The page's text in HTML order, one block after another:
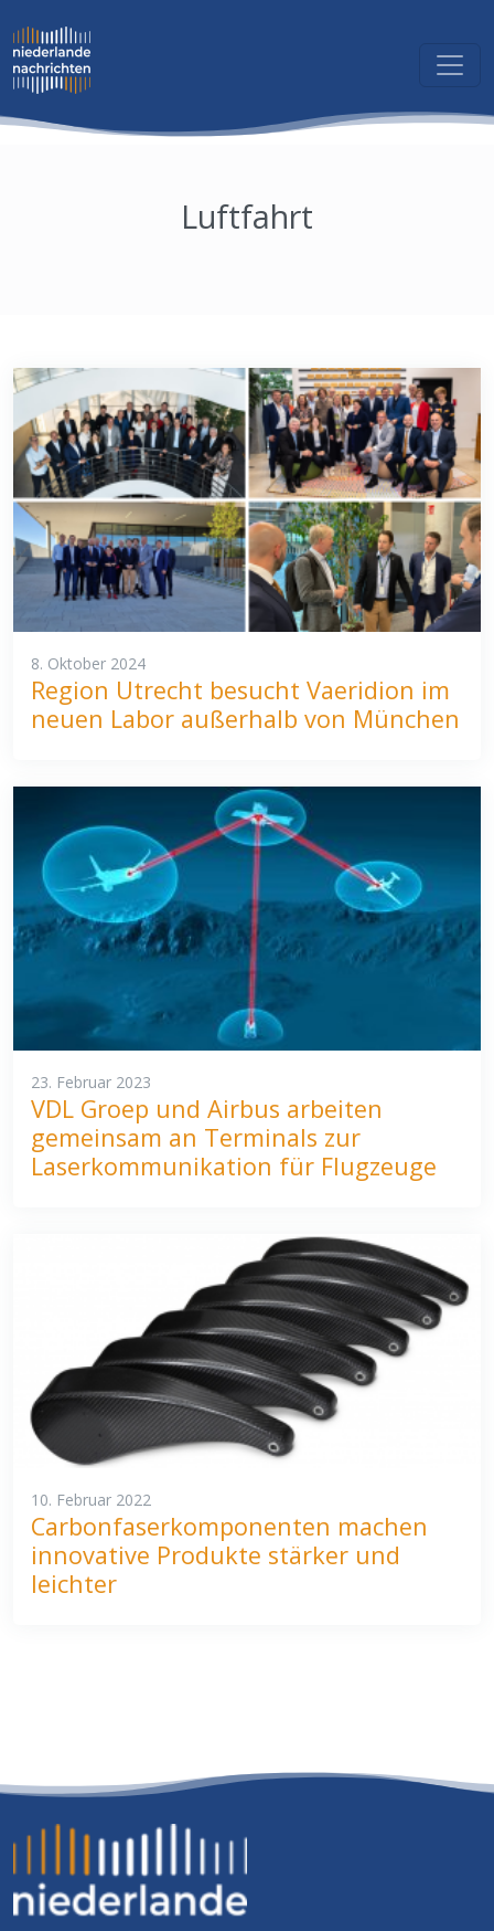
Luftfahrt
8. Oktober 2024
Region Utrecht besucht Vaeridion im
neuen Labor außerhalb von München
23. Februar 2023
VDL Groep und Airbus arbeiten
gemeinsam an Terminals zur
Laserkommunikation für Flugzeuge
10. Februar 2022
Carbonfaserkomponenten machen
innovative Produkte stärker und
leichter